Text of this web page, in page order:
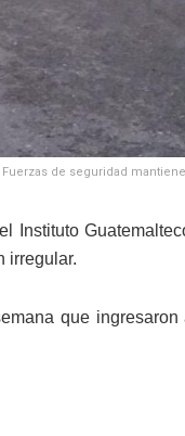
Fuerzas de seguridad
Instituto
irregular.
que